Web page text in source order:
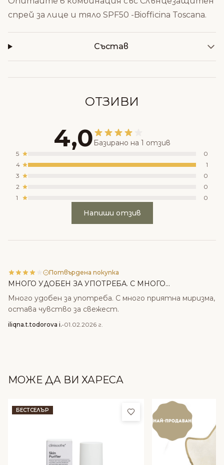
спрей за лице и тяло SPF50 -Biofficina Toscana.
Състав
ОТЗИВИ
4,0 Базирано на 1 отзив
5
0
4
1
3
0
2
0
1
0
Напиши отзив
Потвърдена покупка
МНОГО УДОБЕН ЗА УПОТРЕБА. С МНОГО...
Много удобен за употреба. С много приятна миризма,
остава чувство за свежест.
iliqna.t.todorova i.•01.02.2026 г.
МОЖЕ ДА ВИ ХАРЕСА
БЕСТСЕЛЪР Добави в любими